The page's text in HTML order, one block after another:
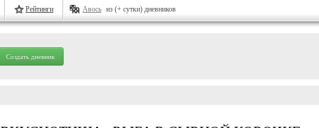
Рейтинги Авось из (+ сутки) дневников
Создать дневник